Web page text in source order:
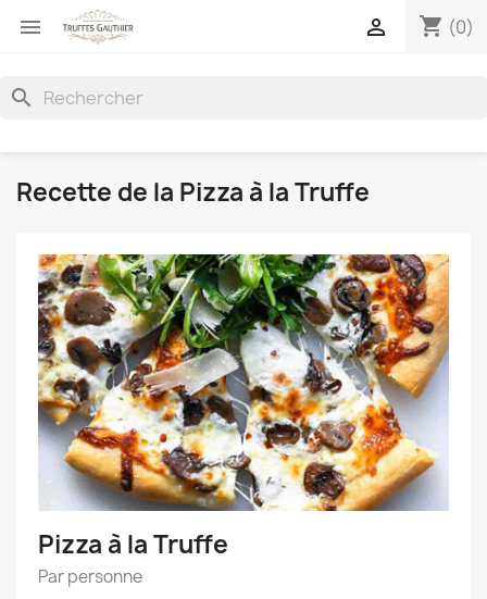
 shopping_cart (0)

search
Recette de la Pizza à la Truffe
Pizza à la Truffe
Par personne